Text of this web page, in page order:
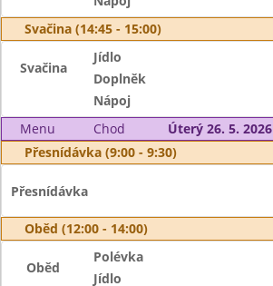
Svačina (14:45 - 15:00)
Svačina
Jídlo
Doplněk
Nápoj
Menu
Chod
Úterý 26. 5. 2026
Přesnídávka (9:00 - 9:30)
Přesnídávka
Oběd (12:00 - 14:00)
Oběd
Polévka
Jídlo